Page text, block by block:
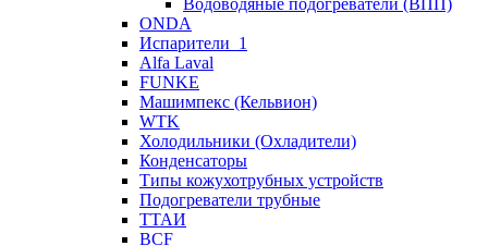
Водоводяные подогреватели (ВПП)
ONDA
Испарители_1
Alfa Laval
FUNKE
Машимпекс (Кельвион)
WTK
Холодильники (Охладители)
Конденсаторы
Типы кожухотрубных устройств
Подогреватели трубные
ТТАИ
BCF